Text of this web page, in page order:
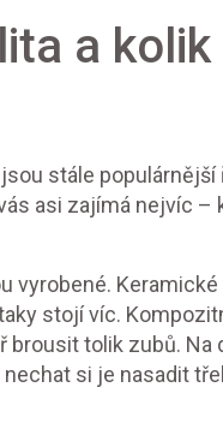
a kolik
stále populárnější
asi zajímá nejvíc –
vyrobené.
stojí víc.
brousit tolik zubů. Na
si je nasadit